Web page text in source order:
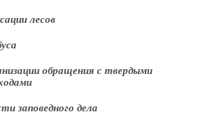
лесов
обращения с твердыми
заповедного дела